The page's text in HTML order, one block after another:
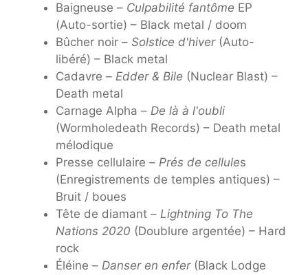
Baigneuse – Culpabilité fantôme EP
(Auto-sortie) – Black metal / doom
Bûcher noir – Solstice d'hiver(Auto-
libéré) – Black metal
Cadavre – Edder & Bile (Nuclear Blast) –
Death metal
Carnage Alpha – De là à l'oubli
(Wormholedeath Records) – Death metal
mélodique
Presse cellulaire – Prés de cellules
(Enregistrements de temples antiques) –
Bruit / boues
Tête de diamant – Lightning To The
Nations 2020 (Doublure argentée) – Hard
rock
Éléine – Danser en enfer(Black Lodge